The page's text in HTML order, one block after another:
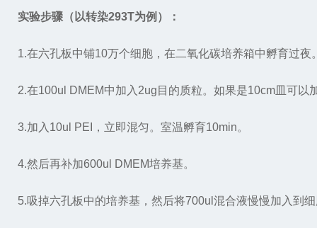
实验步骤（以转染293T为例）：
1.在六孔板中铺10万个细胞，在二氧化碳培养箱中孵育过夜
2.在100ul DMEM中加入2ug目的质粒。如果是10cm皿可以
3.加入10ul PEI，立即混匀。室温孵育10min。
4.然后再补加600ul DMEM培养基。
5.吸掉六孔板中的培养基，然后将700ul混合液慢慢加入到